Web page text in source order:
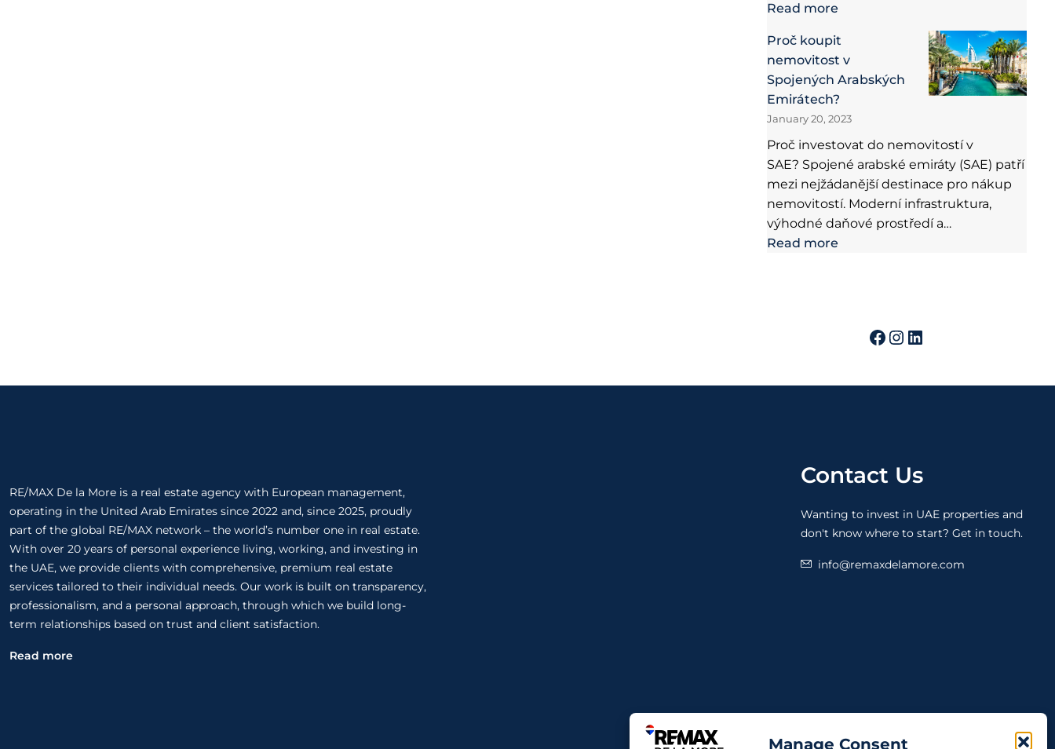
Manage Consent
Read more
Proč koupit
nemovitost v
Spojených Arabských
Emirátech?
January 20, 2023
Proč investovat do nemovitostí v
SAE? Spojené arabské emiráty (SAE) patří
mezi nejžádanější destinace pro nákup
nemovitostí. Moderní infrastruktura,
výhodné daňové prostředí a…
Read more
RE/MAX De la More is a real estate agency with European management,
operating in the United Arab Emirates since 2022 and, since 2025, proudly
part of the global RE/MAX network – the world’s number one in real estate.
With over 20 years of personal experience living, working, and investing in
the UAE, we provide clients with comprehensive, premium real estate
services tailored to their individual needs. Our work is built on transparency,
professionalism, and a personal approach, through which we build long-
term relationships based on trust and client satisfaction.
Read more
Contact Us
Wanting to invest in UAE properties and
don't know where to start? Get in touch.
info@remaxdelamore.com